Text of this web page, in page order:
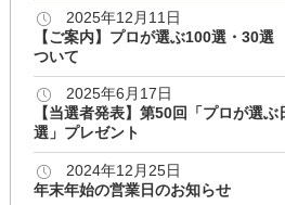
2025年12月11日
【ご案内】プロが選ぶ100選・30
ついて
2025年6月17日
【当選者発表】第50回「プロが選
選」プレゼント
2024年12月25日
年末年始の営業日のお知らせ